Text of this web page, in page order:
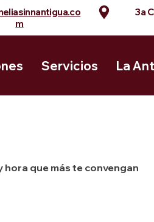
m
3a
Servicios La
hora que más te convengan